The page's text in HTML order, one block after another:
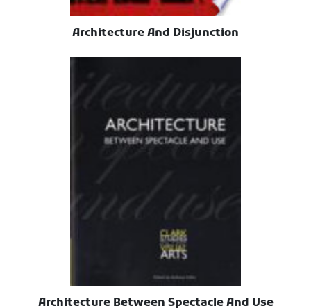
Architecture And Disjunction
Architecture Between Spectacle And Use